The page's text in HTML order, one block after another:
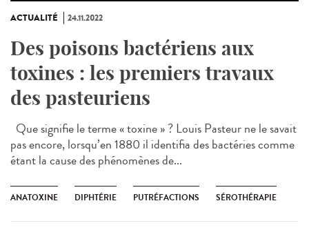
ACTUALITÉ 24.11.2022
Des poisons bactériens aux
toxines : les premiers travaux
des pasteuriens
Que signifie le terme « toxine » ? Louis Pasteur ne le savait
pas encore, lorsqu’en 1880 il identifia des bactéries comme
étant la cause des phénomènes de...
ANATOXINE DIPHTÉRIE PUTRÉFACTIONS SÉROTHÉRAPIE